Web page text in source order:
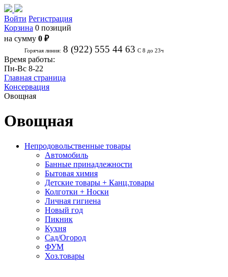
Войти Регистрация
Корзина 0 позиций
на сумму 0 ₽
Горячая линия: 8 (922) 555 44 63 С 8 до 23ч
Время работы:
Пн-Вс 8-22
Главная страница
Консервация
Овощная
Овощная
Непродовольственные товары
Автомобиль
Банные принадлежности
Бытовая химия
Детские товары + Канц.товары
Колготки + Носки
Личная гигиена
Новый год
Пикник
Кухня
Сад/Огород
ФУМ
Хоз.товары